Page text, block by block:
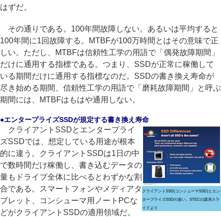
はずだ。
その通りである。100年間故障しない。あるいは平均すると
100年間に1回故障する。MTBFが100万時間とはその意味で正
しい。ただし、MTBFは信頼性工学の用語で「偶発故障期間」
だけに通用する指標である。つまり、SSDが正常に稼働して
いる期間だけに通用する指標なのだ。SSDの書き換え寿命が
尽き始める期間、信頼性工学の用語で「磨耗故障期間」と呼ぶ
期間には、MTBFはもはや通用しない。
●エンタープライズSSDが規定する書き換え寿命
クライアントSSD(コンシューマSSD)とエン
タープライズSSDの違い。STECの講演スラ
イドより
クライアントSSDとエンタープライ
ズSSDでは、想定している用途が根本
的に違う。クライアントSSDは1日の中
で数時間だけ稼働し、書き込むデータの
量もドライブ全体に比べるとわずかな割
合である。スマートフォンやメディアタ
ブレット、コンシューマ用ノートPCな
どがクライアントSSDの適用領域だ。